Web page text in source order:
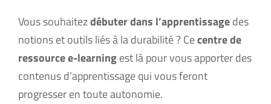
Vous souhaitezdébuter dans l’apprentissagedes
notions et outils liés à la durabilité ? Cecentre de
ressource e-learningest là pour vous apporter des
contenus d’apprentissage qui vous feront
progresser en toute autonomie.